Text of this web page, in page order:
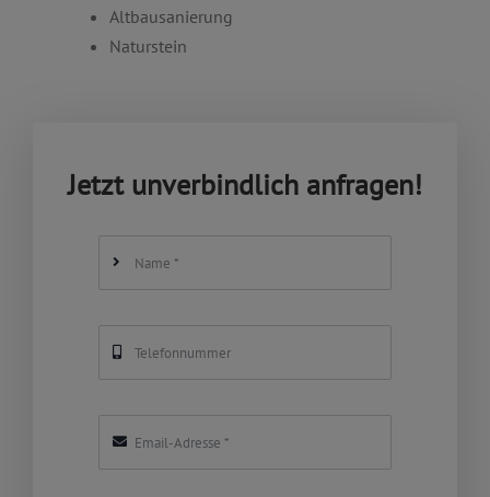
Altbausanierung
Naturstein
Jetzt unverbindlich anfragen!